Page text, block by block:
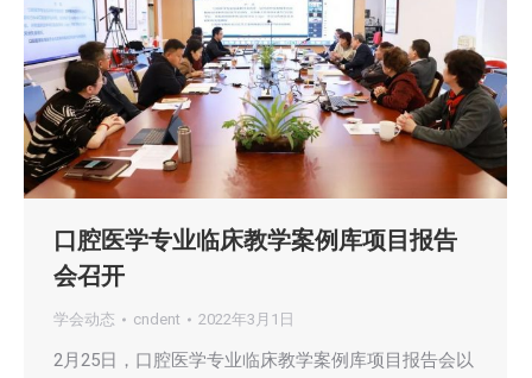
口腔医学专业临床教学案例库项目报告
会召开
学会动态 cndent 2022年3月1日
2月25日，口腔医学专业临床教学案例库项目报告会以